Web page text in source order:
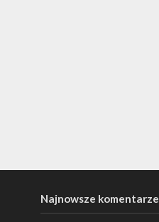
Najnowsze komentarze